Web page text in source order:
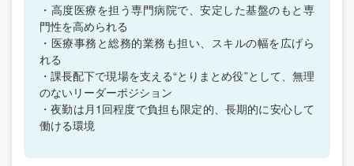
・高度医療を担う専門病院で、安定した基盤のもと専
門性を高められる
・医療事務と総務的業務も担い、スキルの幅を広げら
れる
・課長配下で現場を支える“とりまとめ役”として、無理
のないリーダーポジション
・夜勤は月1回程度で負担も限定的、長期的に安心して
働ける環境